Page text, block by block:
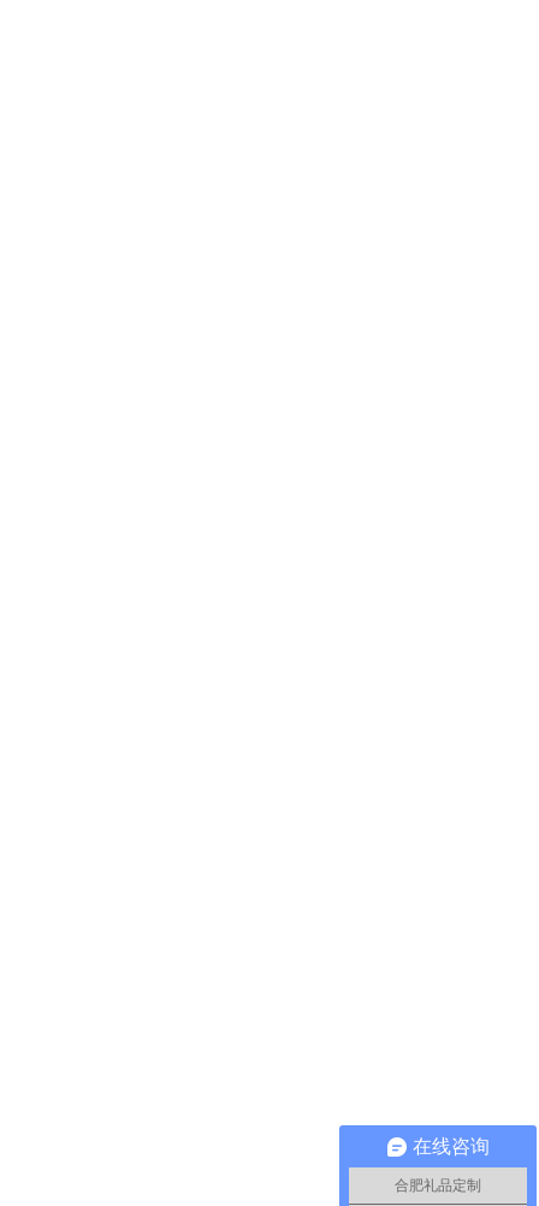
在线咨询
合肥礼品定制